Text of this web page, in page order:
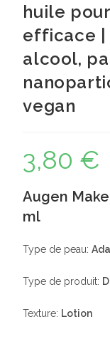
huile
efficace |
alcool,
vegan
3,80 €
Augen
ml
Type de peau:
Type de produit:
Texture: Lotion